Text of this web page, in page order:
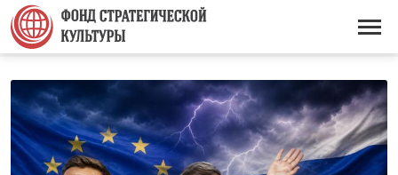
Перейти
основному
содержанию
Основная